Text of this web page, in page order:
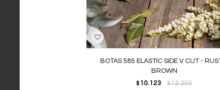
BOTAS 585 ELASTIC SIDE V CUT -
BROWN
$ 10.123 $12.350